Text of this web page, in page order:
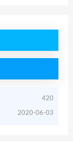
420
2020-06-03